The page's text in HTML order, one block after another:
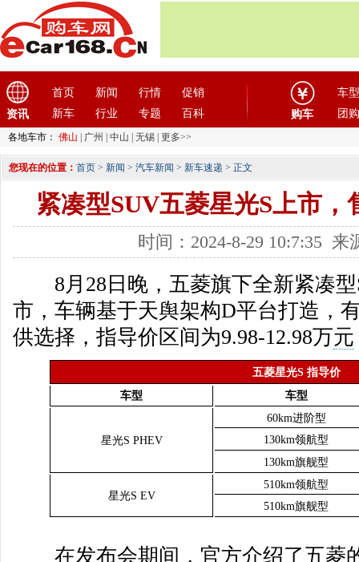
资讯
首页 新闻 行情
促销
新车
行业 专题 百科 购车
车型
团购
各地车市： 佛山 广州 中山 无锡 更多>>
您现在的位置： 首页 > 新闻 > 汽车新闻 > 新车速递 > 正文
紧凑型SUV五菱星光S上市，
时间：2024-8-29 10:7:35 来
8月28日晚，五菱旗下全新紧凑型
市，车辆基于天舆架构D平台打造，
供选择，指导价区间为9.98-12.98万元
五菱星光S 指导价
车型
车型
星光S PHEV
60km进阶型
130km领航型
130km旗舰型
星光S EV
510km领航型
510km旗舰型
在发布会期间，官方介绍了五菱